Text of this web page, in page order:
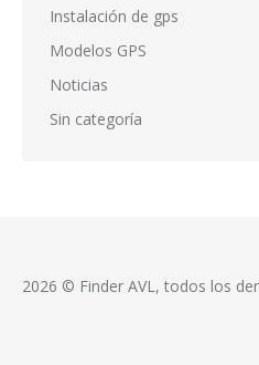
Instalación de gps
Modelos GPS
Noticias
Sin categoría
2026 © Finder AVL, todos los